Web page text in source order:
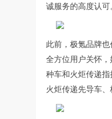
诚服务的高度认可。
此前，极氪品牌
全方位用户关怀
种车和火炬传递
火炬传递先导车